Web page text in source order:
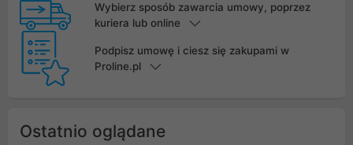
Wybierz sposób zawarcia umowy, poprzez
kuriera lub online
Podpisz umowę i ciesz się zakupami w
Proline.pl
Ostatnio oglądane